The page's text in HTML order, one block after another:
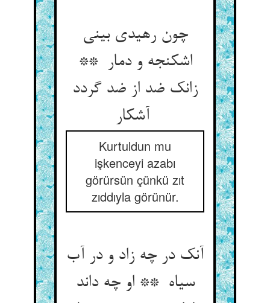
چون رهیدی بینی
اشکنجه و دمار **
زانک ضد از ضد گردد
Kurtuldun mu
işkenceyi azabı
görürsün çünkü zıt
zıddıyla görünür.
آنک در چه زاد و در آب
سیاه ** او چه داند